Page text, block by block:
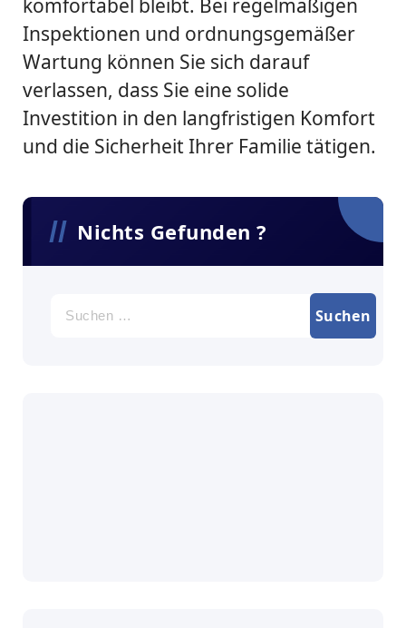
komfortabel bleibt. Bei regelmäßigen
Inspektionen und ordnungsgemäßer
Wartung können Sie sich darauf
verlassen, dass Sie eine solide
Investition in den langfristigen Komfort
und die Sicherheit Ihrer Familie tätigen.
Nichts Gefunden ?
Suche